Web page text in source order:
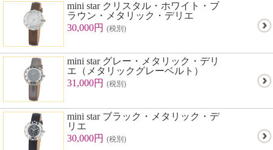
mini star クリスタル・ホワイト・ブ
ラウン・メタリック・デリエ
30,000円 (税別)
mini star グレー・メタリック・デリ
エ（メタリックグレーベルト）
31,000円 (税別)
mini star ブラック・メタリック・デ
リエ
30,000円 (税別)